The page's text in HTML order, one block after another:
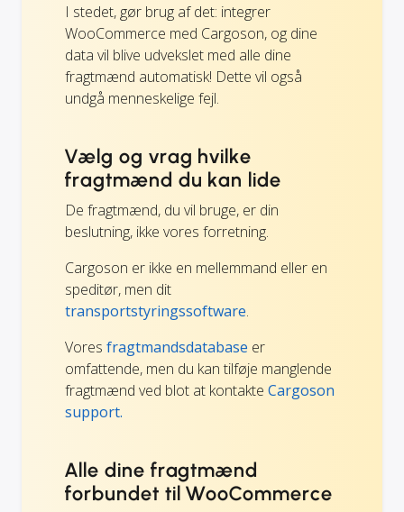
I stedet, gør brug af det: integrer
WooCommerce med Cargoson, og dine
data vil blive udvekslet med alle dine
fragtmænd automatisk! Dette vil også
undgå menneskelige fejl.
Vælg og vrag hvilke
fragtmænd du kan lide
De fragtmænd, du vil bruge, er din
beslutning, ikke vores forretning.
Cargoson er ikke en mellemmand eller en
speditør, men dit
transportstyringssoftware.
Vores fragtmandsdatabase er
omfattende, men du kan tilføje manglende
fragtmænd ved blot at kontakte Cargoson
support.
Alle dine fragtmænd
forbundet til WooCommerce